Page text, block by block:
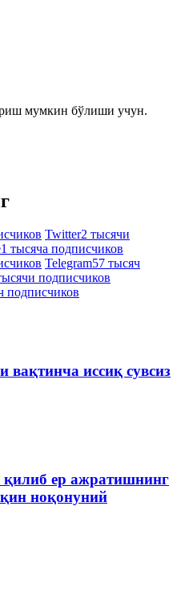
мумкин бўлиши учун.
Twitter2 тысячи
1 тысяча подписчиков
Telegram57 тысяч
подписчиков
подписчиков
иссиқ сувсиз
қилиб ер ажратишнинг
ноқонуний